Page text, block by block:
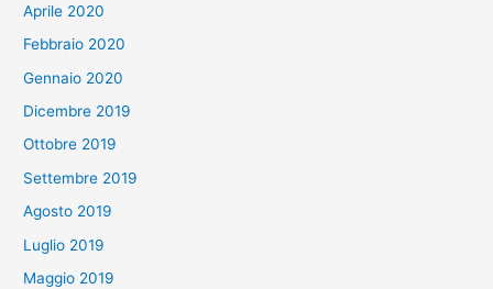
Aprile 2020
Febbraio 2020
Gennaio 2020
Dicembre 2019
Ottobre 2019
Settembre 2019
Agosto 2019
Luglio 2019
Maggio 2019